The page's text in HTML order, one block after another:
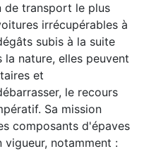
de transport le plus
irrécupérables à
subis à la suite
la nature, elles peuvent
et
le recours
Sa mission
composants d'épaves
vigueur, notamment :